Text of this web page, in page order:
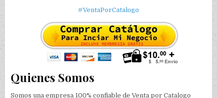
#VentaPorCatalogo
Quienes Somos
Somos una empresa 100% confiable de Venta por Catalogo